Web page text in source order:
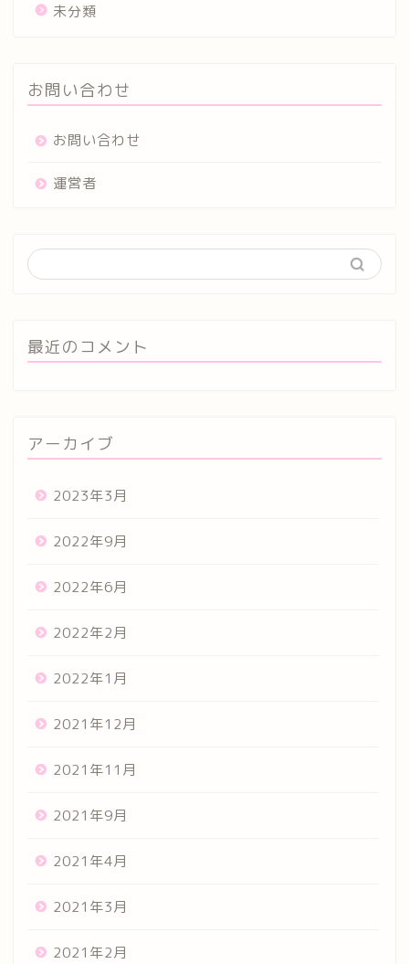
未分類
お問い合わせ
お問い合わせ
運営者
最近のコメント
アーカイブ
2023年3月
2022年9月
2022年6月
2022年2月
2022年1月
2021年12月
2021年11月
2021年9月
2021年4月
2021年3月
2021年2月